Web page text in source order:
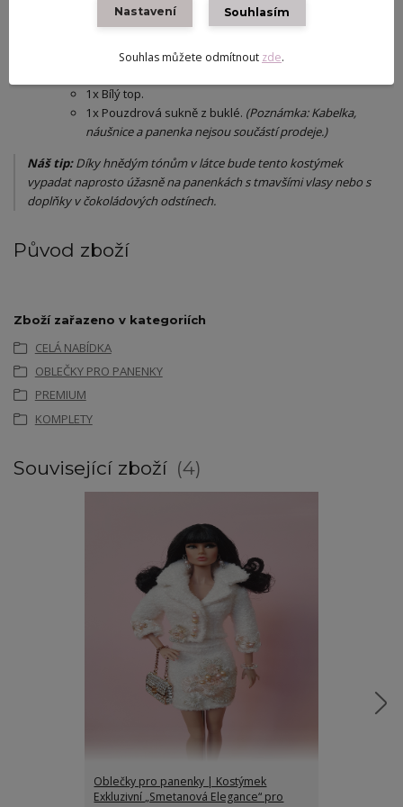
Fashion Royalty atd.).
Obsah balení:
​1x Bílý top.
​1x Pouzdrová sukně z buklé. (Poznámka: Kabelka,
náušnice a panenka nejsou součástí prodeje.)
Náš tip:Díky hnědým tónům v látce bude tento kostýmek
vypadat naprosto úžasně na panenkách s tmavšími vlasy nebo s
doplňky v čokoládových odstínech.
Původ zboží
Zboží zařazeno v kategoriích
CELÁ NABÍDKA
OBLEČKY PRO PANENKY
PREMIUM
KOMPLETY
Související zboží 4
Oblečky pro panenky | Kostýmek
Exkluzivní „Smetanová Elegance“ pro
Nastavení Souhlasím
Souhlas můžete odmítnout zde.